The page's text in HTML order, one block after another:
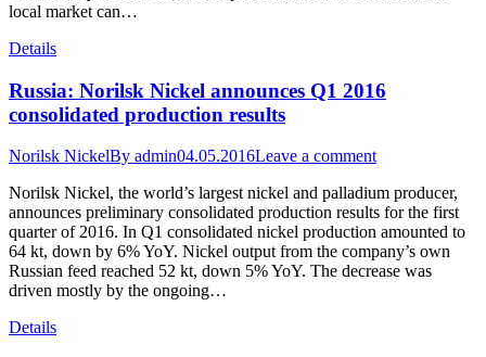
local market can…
Details
Russia: Norilsk Nickel announces Q1 2016
consolidated production results
Norilsk NickelBy admin04.05.2016Leave a comment
Norilsk Nickel, the world’s largest nickel and palladium producer,
announces preliminary consolidated production results for the first
quarter of 2016. In Q1 consolidated nickel production amounted to
64 kt, down by 6% YoY. Nickel output from the company’s own
Russian feed reached 52 kt, down 5% YoY. The decrease was
driven mostly by the ongoing…
Details